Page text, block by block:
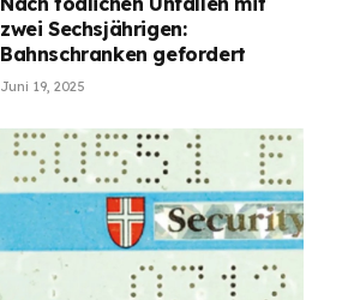
zwei Sechsjährigen:
Bahnschranken gefordert
Juni 19, 2025